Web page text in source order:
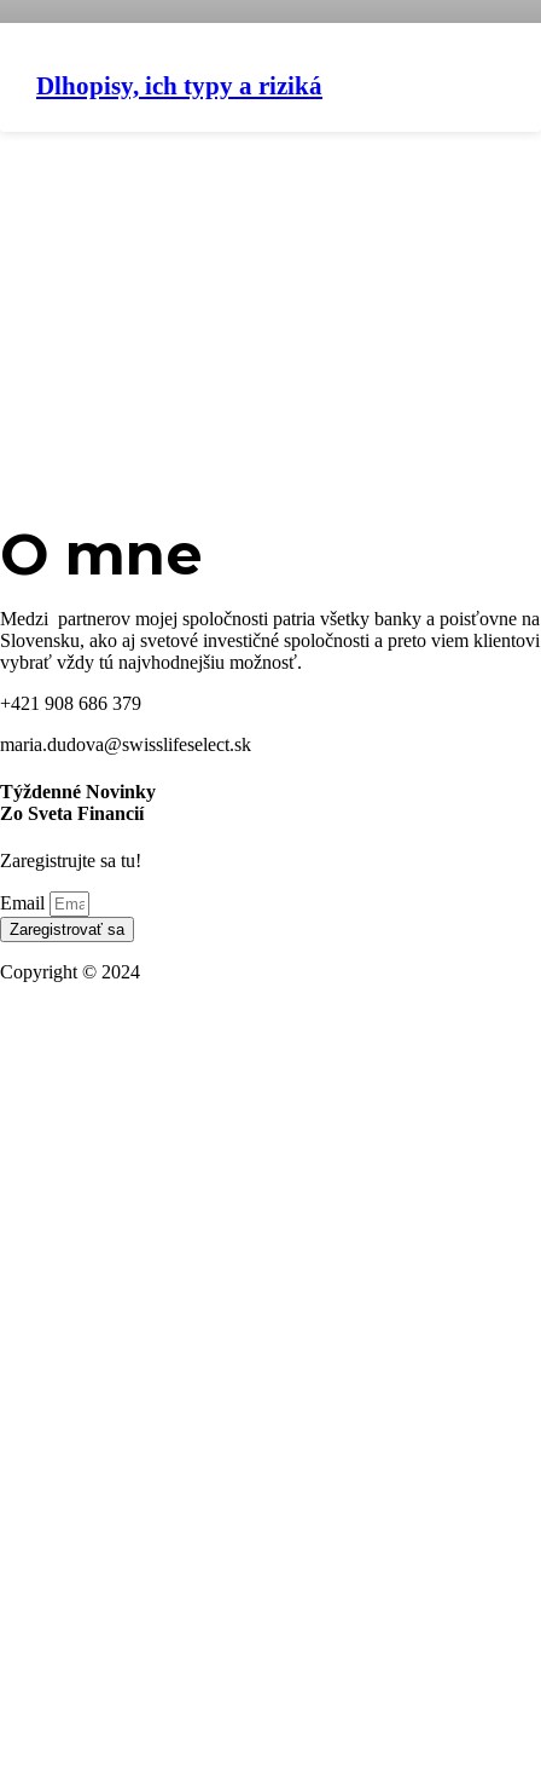
Dlhopisy, ich typy a riziká
O mne
Medzi partnerov mojej spoločnosti patria všetky banky a poisťovne na
Slovensku, ako aj svetové investičné spoločnosti a preto viem klientovi
vybrať vždy tú najvhodnejšiu možnosť.
+421 908 686 379
maria.dudova@swisslifeselect.sk
Týždenné Novinky
Zo Sveta Financií
Zaregistrujte sa tu!
Email
Zaregistrovať sa
Copyright © 2024